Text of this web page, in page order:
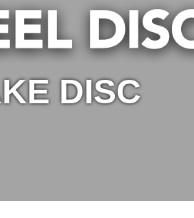
BODY
FUEL ELECTRICAL
DISC